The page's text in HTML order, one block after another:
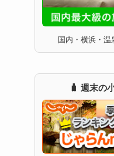
国内・横浜・
🧳 週末の